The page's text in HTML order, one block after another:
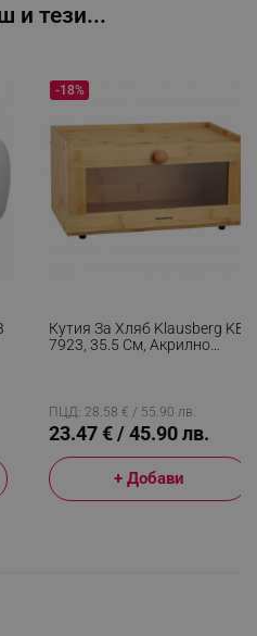
и тези...
Кутия За Хляб Klausberg KB
7923, 35.5 См, Акрилно
-18%
ПЦД: 28.58 € / 55.90 лв.
23.47 € / 45.90 лв.
+ Добави